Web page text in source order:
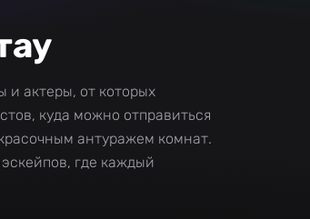
и актеры, от которых
куда можно отправиться
антуражем комнат.
где каждый